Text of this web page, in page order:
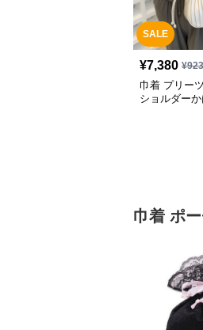
SALE
¥7,380 ¥
巾着 プリー
ショルダー
巾着 ポ